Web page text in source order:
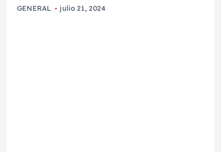
GENERAL julio 21, 2024